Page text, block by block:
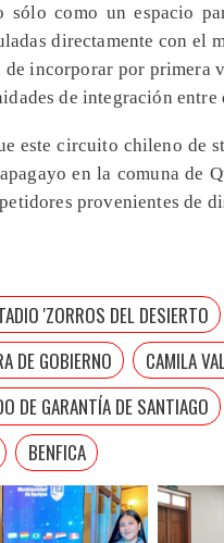
sólo como un espacio
directamente con el
incorporar por primera
de integración entre
este circuito chileno de
en la comuna de
provenientes de
'ZORROS DEL DESIERTO
DE GOBIERNO
CAMILA
DE GARANTÍA DE SANTIAGO
BENFICA